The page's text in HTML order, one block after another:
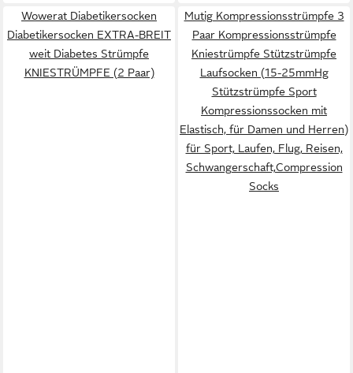
Wowerat Diabetikersocken
Diabetikersocken EXTRA-BREIT
weit Diabetes Strümpfe
KNIESTRÜMPFE (2 Paar)
Mutig Kompressionsstrümpfe 3
Paar Kompressionsstrümpfe
Kniestrümpfe Stützstrümpfe
Laufsocken (15-25mmHg
Stützstrümpfe Sport
Kompressionssocken mit
Elastisch, für Damen und Herren)
für Sport, Laufen, Flug, Reisen,
Schwangerschaft,Compression
Socks